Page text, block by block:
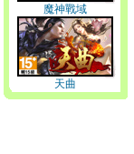
魔神戰域
天曲